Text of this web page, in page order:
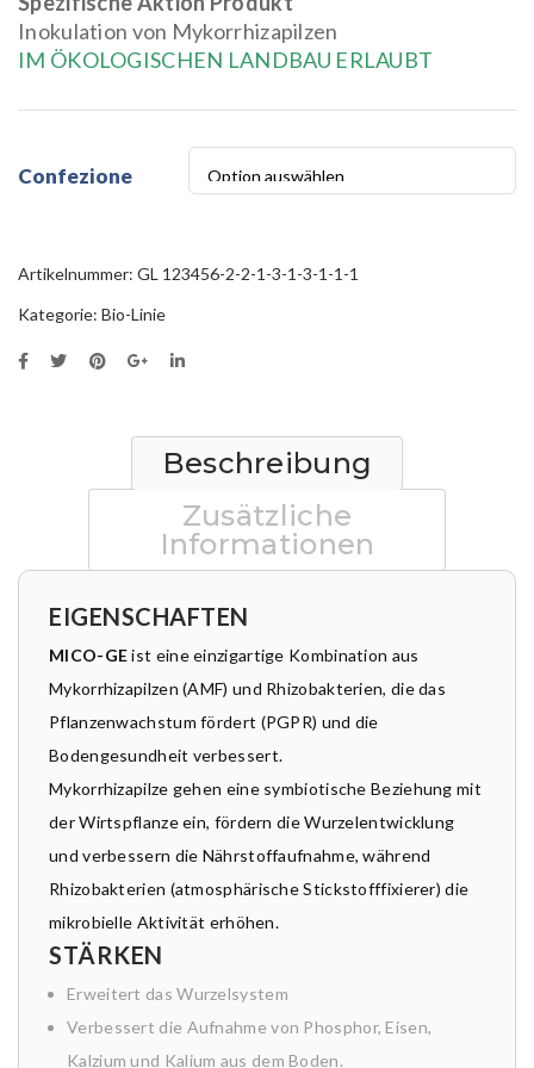
Inokulation von Mykorrhizapilzen
IM ÖKOLOGISCHEN LANDBAU ERLAUBT
Confezione
Artikelnummer: GL 123456-2-2-1-3-1-3-1-1-1
Kategorie: Bio-Linie
Beschreibung
Zusätzliche
Informationen
EIGENSCHAFTEN
MICO-GEist eine einzigartige Kombination aus
Mykorrhizapilzen (AMF) und Rhizobakterien, die das
Pflanzenwachstum fördert (PGPR) und die
Bodengesundheit verbessert.
Mykorrhizapilze gehen eine symbiotische Beziehung mit
der Wirtspflanze ein, fördern die Wurzelentwicklung
und verbessern die Nährstoffaufnahme, während
Rhizobakterien (atmosphärische Stickstofffixierer) die
mikrobielle Aktivität erhöhen.
STÄRKEN
Erweitert das Wurzelsystem
Verbessert die Aufnahme von Phosphor, Eisen,
Kalzium und Kalium aus dem Boden.